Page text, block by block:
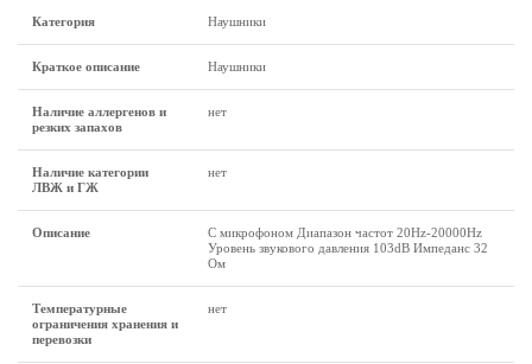
Категория Наушники
Краткое описание Наушники
Наличие аллергенов и
резких запахов
нет
Наличие категории
ЛВЖ и ГЖ
нет
Описание
С микрофоном Диапазон частот 20Hz-20000Hz
Уровень звукового давления 103dB Импеданс 32
Ом
Температурные
ограничения хранения и
перевозки
нет